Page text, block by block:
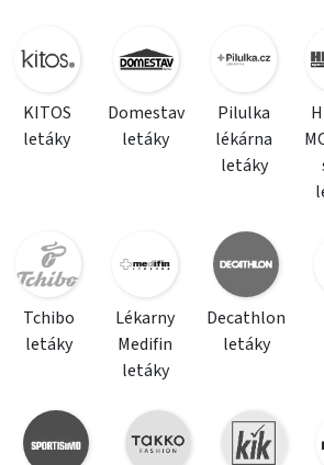
KITOS
letáky
Domestav
letáky
Pilulka
lékárna
letáky
Tchibo
letáky
Lékarny
Medifin
letáky
Decathlon
letáky